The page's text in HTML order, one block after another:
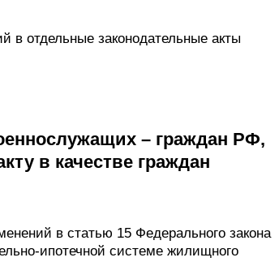
в отдельные законодательные акты
– граждан РФ,
в качестве граждан
в статью 15 Федерального закона
ипотечной системе жилищного